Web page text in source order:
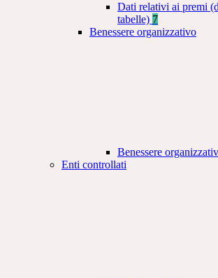
Dati relativi ai premi
tabelle) 7
Benessere organizzativo
Benessere
Enti controllati